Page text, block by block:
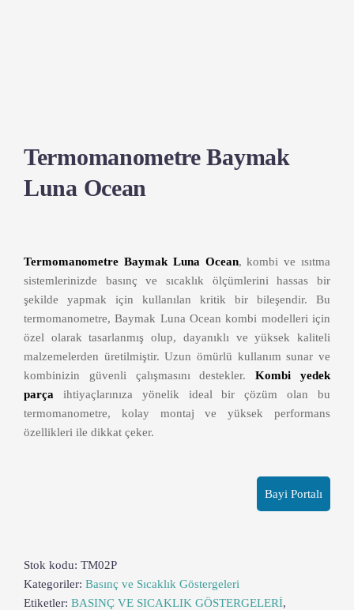
Termomanometre Baymak
Luna Ocean
Termomanometre Baymak Luna Ocean, kombi ve ısıtma
sistemlerinizde basınç ve sıcaklık ölçümlerini hassas bir
şekilde yapmak için kullanılan kritik bir bileşendir. Bu
termomanometre, Baymak Luna Ocean kombi modelleri için
özel olarak tasarlanmış olup, dayanıklı ve yüksek kaliteli
malzemelerden üretilmiştir. Uzun ömürlü kullanım sunar ve
kombinizin güvenli çalışmasını destekler.Kombi yedek
parça ihtiyaçlarınıza yönelik ideal bir çözüm olan bu
termomanometre, kolay montaj ve yüksek performans
özellikleri ile dikkat çeker.
Bayi Portalı
Stok kodu: TM02P
Kategoriler: Basınç ve Sıcaklık Göstergeleri
Etiketler: BASINÇ VE SICAKLIK GÖSTERGELERİ,